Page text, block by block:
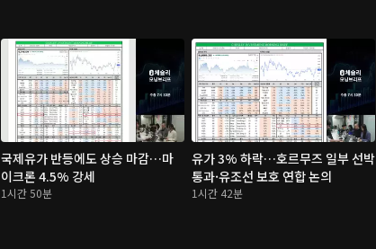
국제유가 반등에도 상승 마감…마
이크론 4.5% 강세
1시간 50분
유가 3% 하락…호르무즈 일부 선박
통과·유조선 보호 연합 논의
1시간 42분